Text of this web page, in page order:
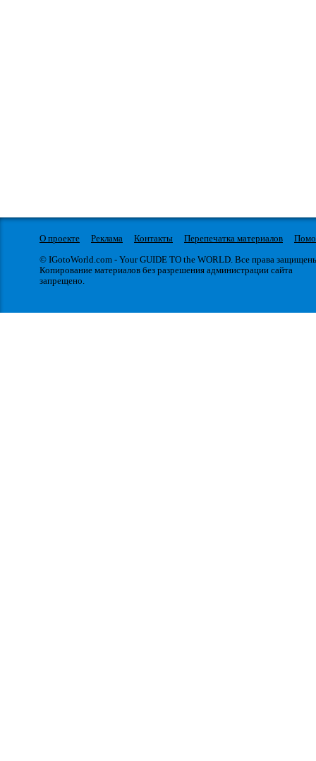
О проекте Реклама Контакты Перепечатка материалов
© IGotoWorld.com - Your GUIDE TO the WORLD. Все права
Копирование материалов без разрешения администрации сайта
запрещено.